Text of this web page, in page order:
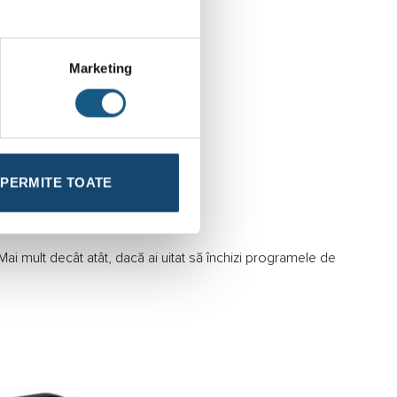
Marketing
PERMITE TOATE
de 12 ore la 24 de ore
de energie
mult decât atât, dacă ai uitat să închizi programele de